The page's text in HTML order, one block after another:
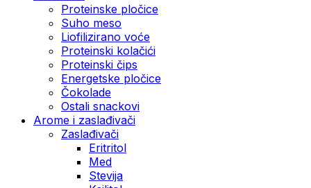
Proteinske pločice
Suho meso
Liofilizirano voće
Proteinski kolačići
Proteinski čips
Energetske pločice
Čokolade
Ostali snackovi
Arome i zaslađivači
Zaslađivači
Eritritol
Med
Stevija